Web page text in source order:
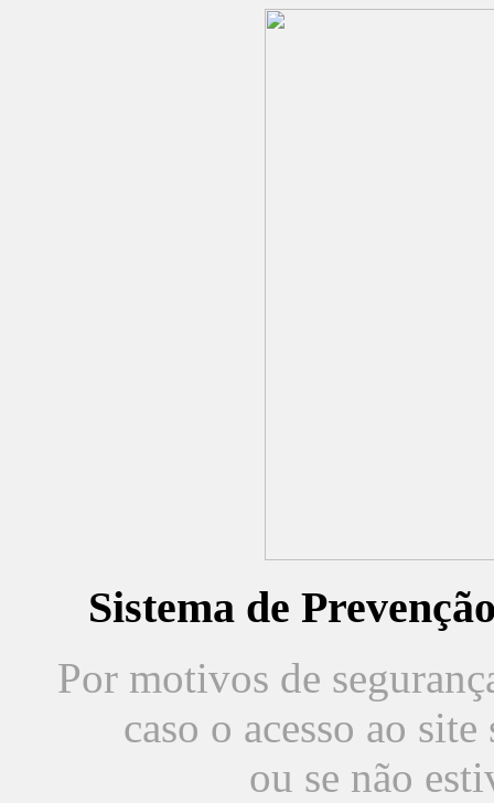
Sistema de
Por motivos de
caso o acesso ao
ou se não